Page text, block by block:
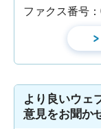
ファクス番号
より良いウェ
意見をお聞か